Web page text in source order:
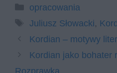
Kategorie
opracowania
Tagi
Juliusz Słowacki,
Kordian – motywy
Kordian jako bohater